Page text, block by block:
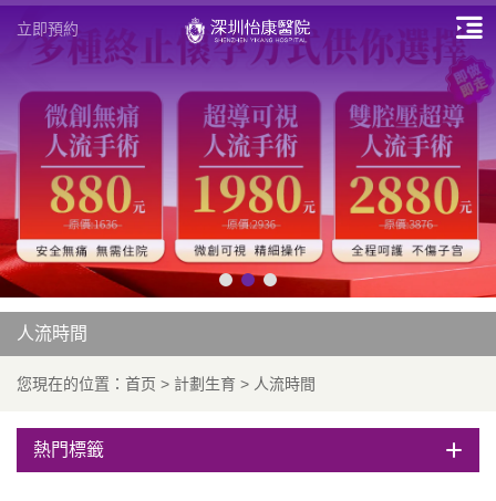
立即預約
人流時間
您現在的位置： 首页 > 計劃生育 > 人流時間
熱門標籤